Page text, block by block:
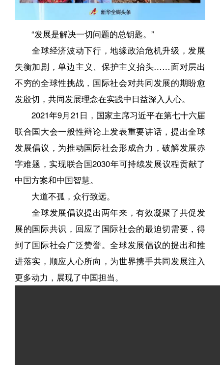
“发展是解决一切问题的总钥匙。”
全球经济波动下行，地缘政治危机升级，发展
失衡加剧，单边主义、保护主义抬头……面对层出
不穷的全球性挑战，国际社会对共同发展的期盼愈
发殷切，共同发展理念在实践中日益深入人心。
2021年9月21日，国家主席习近平在第七十六届
联合国大会一般性辩论上发表重要讲话，提出全球
发展倡议，为推动国际社会形成合力，破解发展赤
字难题，实现联合国2030年可持续发展议程贡献了
中国方案和中国智慧。
大道不孤，众行致远。
全球发展倡议提出两年来，有效凝聚了共促发
展的国际共识，回应了国际社会的最迫切需要，得
到了国际社会广泛赞誉。全球发展倡议的提出和推
进落实，顺应人心所向，为世界携手共同发展注入
更多动力，展现了中国担当。